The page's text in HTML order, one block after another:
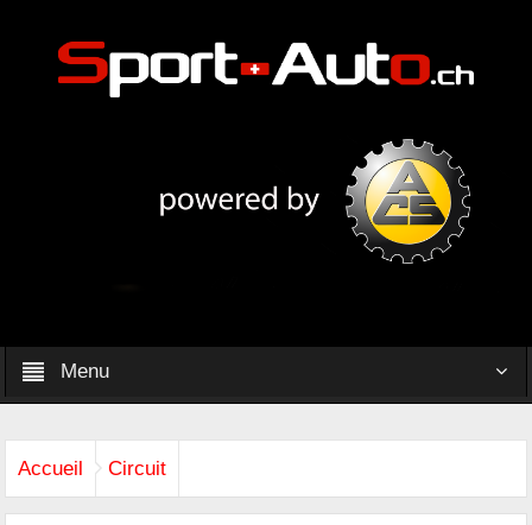
Menu
Accueil Circuit